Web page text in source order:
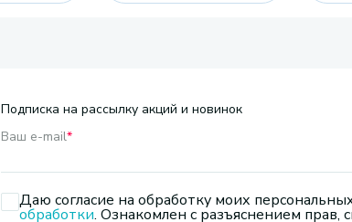
Подписка на рассылку акций и новинок
Ваш e-mail*
Даю согласие на обработку моих
обработки. Ознакомлен с разъяснением прав,